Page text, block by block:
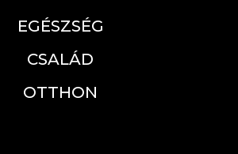
EGÉSZSÉG
CSALÁD
OTTHON